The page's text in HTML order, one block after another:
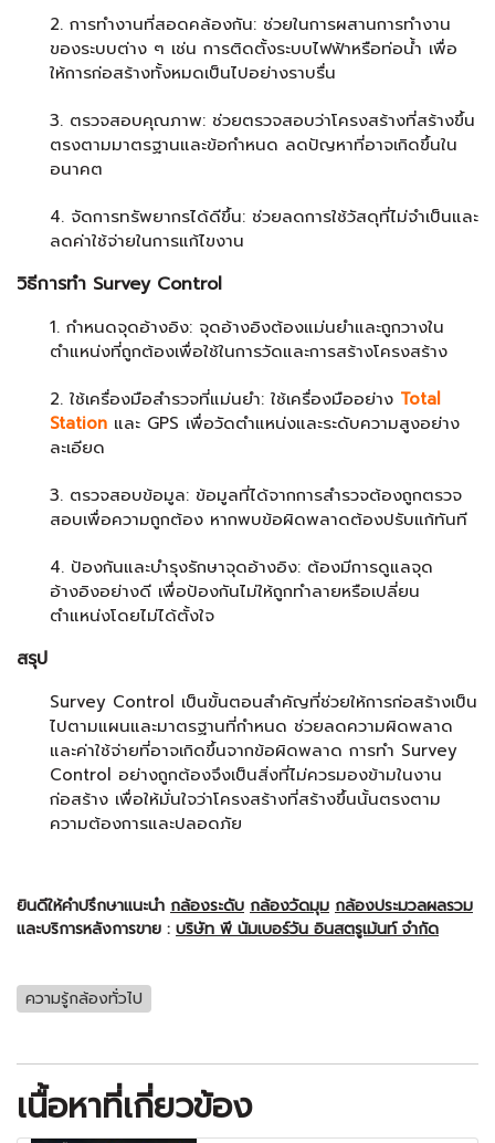
2. การทำงานที่สอดคล้องกัน: ช่วยในการผสานการทำงาน
ของระบบต่าง ๆ เช่น การติดตั้งระบบไฟฟ้าหรือท่อน้ำ เพื่อ
ให้การก่อสร้างทั้งหมดเป็นไปอย่างราบรื่น
3. ตรวจสอบคุณภาพ: ช่วยตรวจสอบว่าโครงสร้างที่สร้างขึ้น
ตรงตามมาตรฐานและข้อกำหนด ลดปัญหาที่อาจเกิดขึ้นใน
อนาคต
4. จัดการทรัพยากรได้ดีขึ้น: ช่วยลดการใช้วัสดุที่ไม่จำเป็นและ
ลดค่าใช้จ่ายในการแก้ไขงาน
วิธีการทำ Survey Control
1. กำหนดจุดอ้างอิง: จุดอ้างอิงต้องแม่นยำและถูกวางใน
ตำแหน่งที่ถูกต้องเพื่อใช้ในการวัดและการสร้างโครงสร้าง
2. ใช้เครื่องมือสำรวจที่แม่นยำ: ใช้เครื่องมืออย่าง Total
Station และ GPS เพื่อวัดตำแหน่งและระดับความสูงอย่าง
ละเอียด
3. ตรวจสอบข้อมูล: ข้อมูลที่ได้จากการสำรวจต้องถูกตรวจ
สอบเพื่อความถูกต้อง หากพบข้อผิดพลาดต้องปรับแก้ทันที
4. ป้องกันและบำรุงรักษาจุดอ้างอิง: ต้องมีการดูแลจุด
อ้างอิงอย่างดี เพื่อป้องกันไม่ให้ถูกทำลายหรือเปลี่ยน
ตำแหน่งโดยไม่ได้ตั้งใจ
สรุป
Survey Control เป็นขั้นตอนสำคัญที่ช่วยให้การก่อสร้างเป็น
ไปตามแผนและมาตรฐานที่กำหนด ช่วยลดความผิดพลาด
และค่าใช้จ่ายที่อาจเกิดขึ้นจากข้อผิดพลาด การทำ Survey
Control อย่างถูกต้องจึงเป็นสิ่งที่ไม่ควรมองข้ามในงาน
ก่อสร้าง เพื่อให้มั่นใจว่าโครงสร้างที่สร้างขึ้นนั้นตรงตาม
ความต้องการและปลอดภัย
ยินดีให้คำปรึกษาแนะนำ กล้องระดับ กล้องวัดมุม กล้องประมวลผลรวม
และบริการหลังการขาย : บริษัท พี นัมเบอร์วัน อินสตรูเม้นท์ จำกัด
ความรู้กล้องทั่วไป
เนื้อหาที่เกี่ยวข้อง